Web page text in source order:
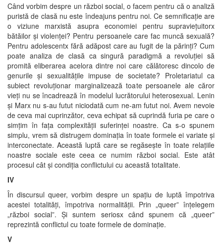
Când vorbim despre un război social, o facem pentru că o analiză
puristă de clasă nu este îndeajuns pentru noi. Ce semnificație are
o viziune marxistă asupra economiei pentru supraviețuitorx
bătăilor și violenței? Pentru persoanele care fac muncă sexuală?
Pentru adolescentx fără adăpost care au fugit de la părinți? Cum
poate analiza de clasă ca singură paradigmă a revoluției să
promită eliberarea acelora dintre noi care călătoresc dincolo de
genurile și sexualitățile impuse de societate? Proletariatul ca
subiect revoluționar marginalizează toate persoanele ale căror
vieți nu se încadrează în modelul lucrătorului heterosexual. Lenin
și Marx nu s-au futut niciodată cum ne-am futut noi. Avem nevoie
de ceva mai cuprinzător, ceva echipat să cuprindă furia pe care o
simțim în fața complexității suferinței noastre. Ca s-o spunem
simplu, vrem să distrugem dominația în toate formele ei variate și
interconectate. Această luptă care se regăsește în toate relațiile
noastre sociale este ceea ce numim război social. Este atât
procesul cât și condiția conflictului cu această totalitate.
IV
În discursul queer, vorbim despre un spațiu de luptă împotriva
acestei totalități, împotriva normalității. Prin „queer” înțelegem
„război social”. Și suntem seriosx când spunem că „queer”
reprezintă conflictul cu toate formele de dominație.
V